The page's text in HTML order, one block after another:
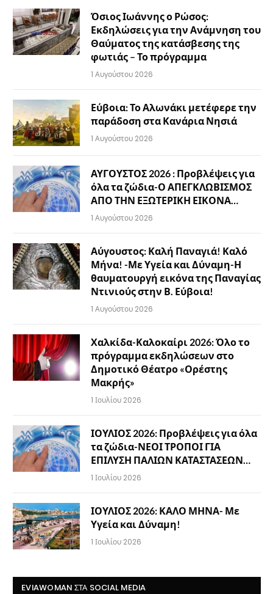
Όσιος Ιωάννης ο Ρώσος:
Εκδηλώσεις για την Ανάμνηση του
Θαύματος της κατάσβεσης της
φωτιάς – Το πρόγραμμα
1 Αυγούστου 2026
Εύβοια: Το Αλωνάκι μετέφερε την
παράδοση στα Κανάρια Νησιά
1 Αυγούστου 2026
ΑΥΓΟΥΣΤΟΣ 2026 : Προβλέψεις για
όλα τα ζώδια-Ο ΑΠΕΓΚΛΩΒΙΣΜΟΣ
ΑΠΟ ΤΗΝ ΕΞΩΤΕΡΙΚΗ ΕΙΚΟΝΑ…
1 Αυγούστου 2026
Αύγουστος: Καλή Παναγιά! Καλό
Μήνα! -Με Υγεία και Δύναμη-Η
θαυματουργή εικόνα της Παναγίας
Ντινιούς στην Β. Εύβοια!
1 Αυγούστου 2026
Χαλκίδα-Καλοκαίρι 2026: Όλο το
πρόγραμμα εκδηλώσεων στο
Δημοτικό Θέατρο «Ορέστης
Μακρής»
1 Ιουλίου 2026
ΙΟΥΛΙΟΣ 2026: Προβλέψεις για όλα
τα ζώδια-ΝΕΟΙ ΤΡΟΠΟΙ ΓΙΑ
ΕΠΙΛΥΣΗ ΠΑΛΙΩΝ ΚΑΤΑΣΤΑΣΕΩΝ…
1 Ιουλίου 2026
ΙΟΥΛΙΟΣ 2026: ΚΑΛΟ ΜΗΝΑ- Με
Υγεία και Δύναμη!
1 Ιουλίου 2026
EVIAWOMAN ΣΤΑ SOCIAL MEDIA